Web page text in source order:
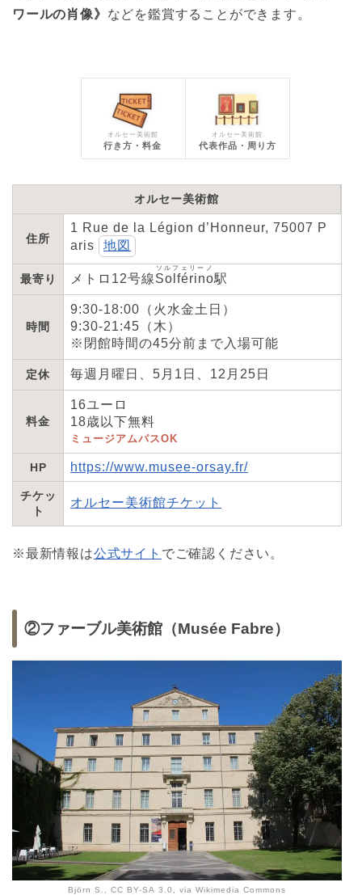
ワールの肖像》 などを鑑賞することができます。
オルセー美術館
行き方・料金
オルセー美術館
代表作品・周り方
オルセー美術館
住所
1 Rue de la Légion d’Honneur, 75007 P
aris
地図
最寄り メトロ12号線Solférino
ソルフェリーノ
駅
時間
9:30-18:00（火水金土日）
9:30-21:45（木）
※閉館時間の45分前まで入場可能
定休 毎週月曜日、5月1日、12月25日
料金
16ユーロ
18歳以下無料
ミュージアムパスOK
HP https://www.musee-orsay.fr/
チケッ
ト
オルセー美術館チケット
※最新情報は公式サイト でご確認ください。
②ファーブル美術館（Musée Fabre）
Björn S., CC BY-SA 3.0, via Wikimedia Commons